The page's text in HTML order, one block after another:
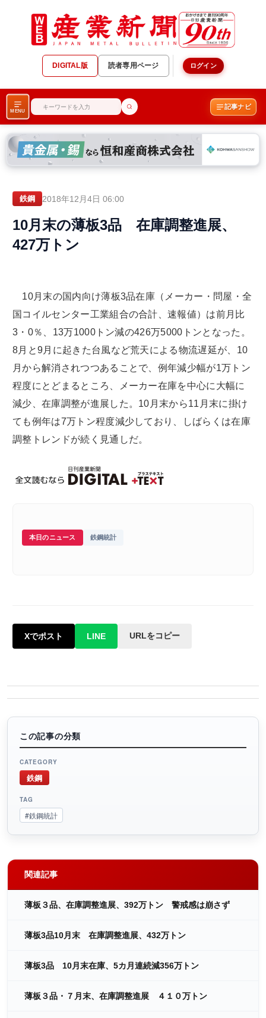
DIGITAL版 読者専用ページ ログイン
MENU
記事ナビ
鉄鋼 2018年12月4日 06:00
10月末の薄板3品 在庫調整進展、
427万トン
10月末の国内向け薄板3品在庫（メーカー・問屋・全
国コイルセンター工業組合の合計、速報値）は前月比
3・0％、13万1000トン減の426万5000トンとなった。
8月と9月に起きた台風など荒天による物流遅延が、10
月から解消されつつあることで、例年減少幅が1万トン
程度にとどまるところ、メーカー在庫を中心に大幅に
減少、在庫調整が進展した。10月末から11月末に掛け
ても例年は7万トン程度減少しており、しばらくは在庫
調整トレンドが続く見通しだ。
本日のニュース 鉄鋼統計
Xでポスト LINE URLをコピー
この記事の分類
CATEGORY
鉄鋼
TAG
#鉄鋼統計
関連記事
薄板３品、在庫調整進展、392万トン 警戒感は崩さず
薄板3品10月末 在庫調整進展、432万トン
薄板3品 10月末在庫、5カ月連続減356万トン
薄板３品・７月末、在庫調整進展 ４１０万トン